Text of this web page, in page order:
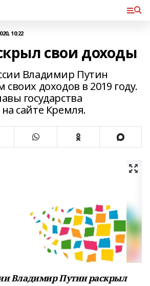
10:22
свои доходы
Владимир Путин
доходов в 2019 году.
государства
сайте Кремля.
Владимир Путин раскрыл